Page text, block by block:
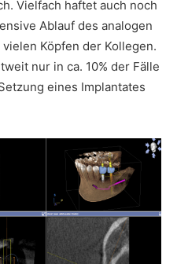
Vielfach haftet auch noch
Ablauf des analogen
Köpfen der Kollegen.
nur in ca. 10% der Fälle
eines Implantates